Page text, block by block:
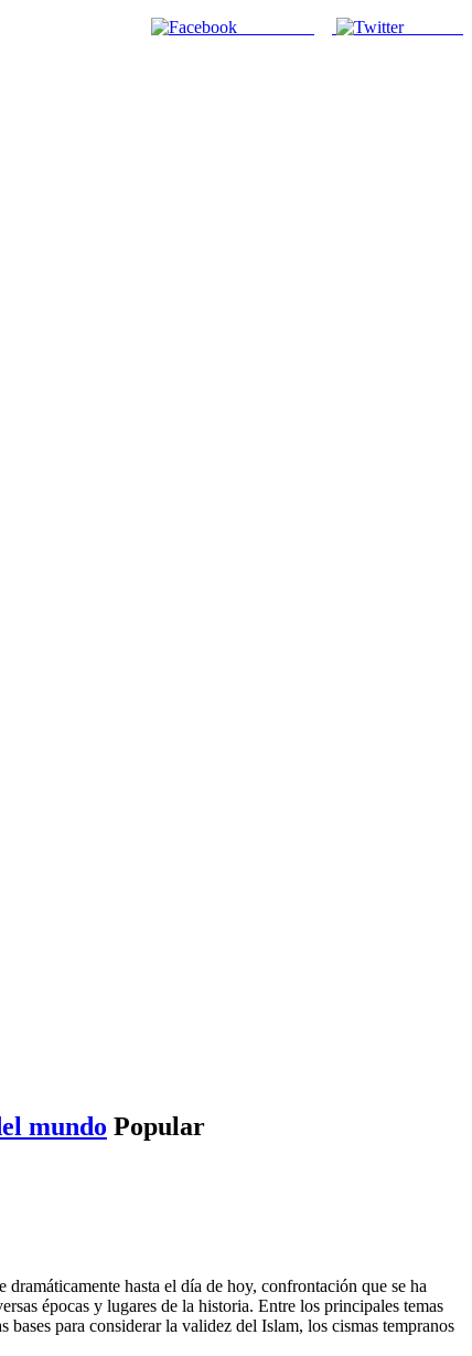
mundo Popular
hasta el día de hoy, confrontación que se ha
épocas y lugares de la historia. Entre los principales temas
para considerar la validez del Islam, los cismas tempranos